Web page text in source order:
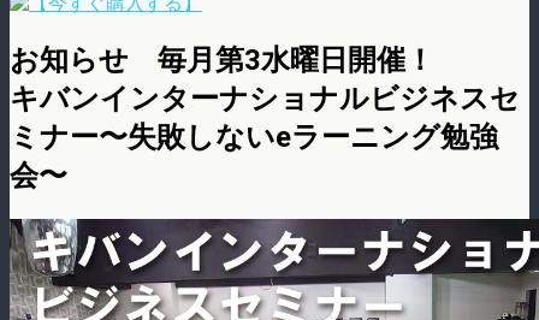
お知らせ 毎月第3水曜日開催！
キバンインターナショナルビジネスセ
ミナー〜失敗しないeラーニング勉強
会〜